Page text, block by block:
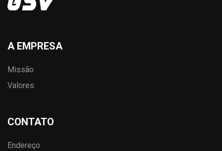
A EMPRESA
Missão
Valores
CONTATO
Endereço